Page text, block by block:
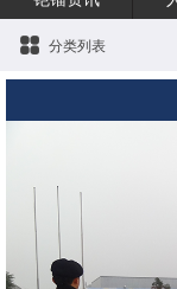
分类列表